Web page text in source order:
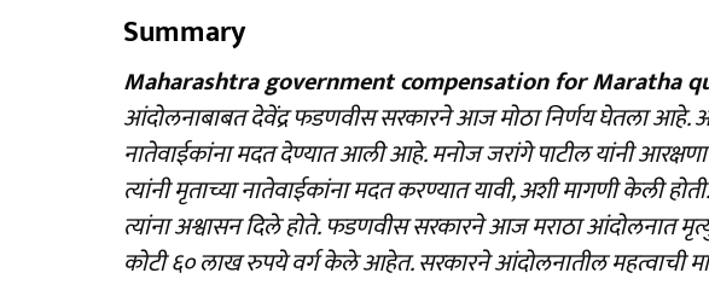
Summary
Maharashtra government compensation for Maratha
आंदोलनाबाबत देवेंद्र फडणवीस सरकारने आज मोठा निर्णय घेतला आहे.
नातेवाईकांना मदत देण्यात आली आहे. मनोज जरांगे पाटील यांनी
त्यांनी मृताच्या नातेवाईकांना मदत करण्यात यावी, अशी मागणी केली
त्यांना अश्वासन दिले होते. फडणवीस सरकारने आज मराठा आंदोलनात
कोटी ६० लाख रुपये वर्ग केले आहेत. सरकारने आंदोलनातील महत्वाची